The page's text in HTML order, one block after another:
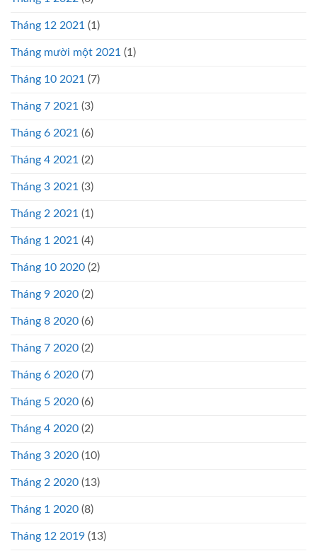
Tháng 12 2021 (1)
Tháng mười một 2021 (1)
Tháng 10 2021 (7)
Tháng 7 2021 (3)
Tháng 6 2021 (6)
Tháng 4 2021 (2)
Tháng 3 2021 (3)
Tháng 2 2021 (1)
Tháng 1 2021 (4)
Tháng 10 2020 (2)
Tháng 9 2020 (2)
Tháng 8 2020 (6)
Tháng 7 2020 (2)
Tháng 6 2020 (7)
Tháng 5 2020 (6)
Tháng 4 2020 (2)
Tháng 3 2020 (10)
Tháng 2 2020 (13)
Tháng 1 2020 (8)
Tháng 12 2019 (13)